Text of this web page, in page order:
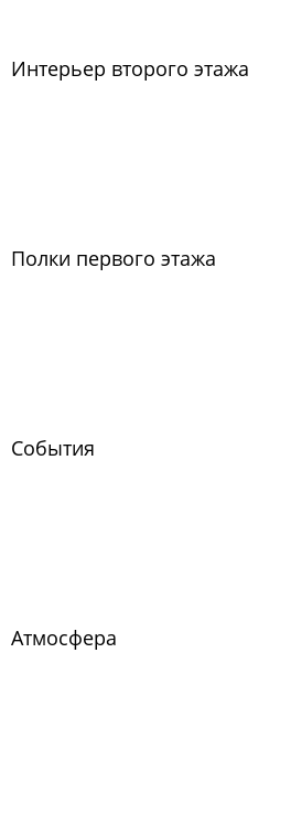
Интерьер второго этажа
Полки первого этажа
События
Атмосфера